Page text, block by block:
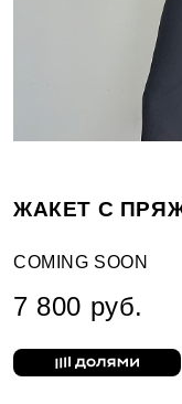
ЖАКЕТ С
COMING SOON
7 800 руб.